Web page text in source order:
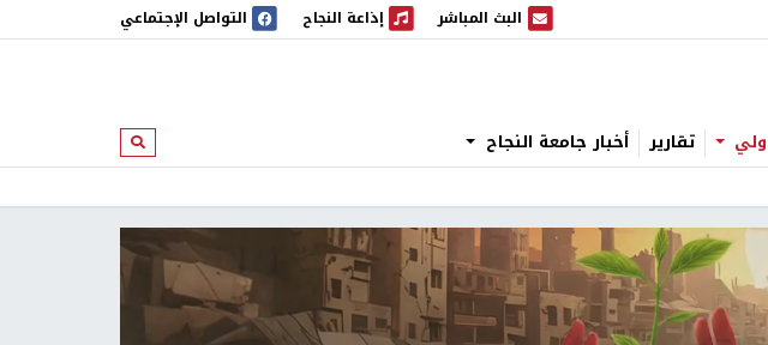
البث المباشر
البث المباشر إذاعة النجاح
إذاعة النجاح التواصل الإجتماعي
تقارير أخبار جامعة النجاح ابحث